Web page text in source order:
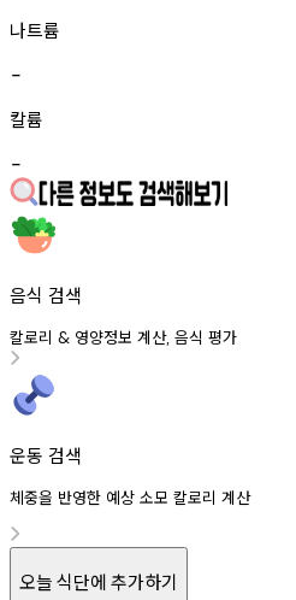
나트륨
-
칼륨
-
음식 검색
칼로리 & 영양정보 계산, 음식 평가
운동 검색
체중을 반영한 예상 소모 칼로리 계산
오늘 식단에 추가하기